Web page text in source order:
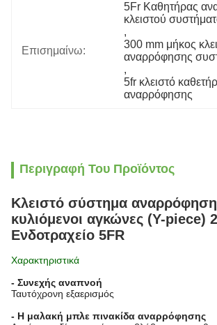
Επισημαίνω:
5Fr Καθητήρας
κλειστού
,
300 mm μήκος
αναρρόφησης
,
5fr κλειστό
αναρρόφησης
Περιγραφή Του Προϊόντος
Κλειστό σύστημα
κυλιόμενοι αγκώνες (Y-piece)
Ενδοτραχείο 5FR
Χαρακτηριστικά
- Συνεχής αναπνοή
Ταυτόχρονη εξαερισμός
- Η μαλακή μπλε πινακίδα αναρρόφησης